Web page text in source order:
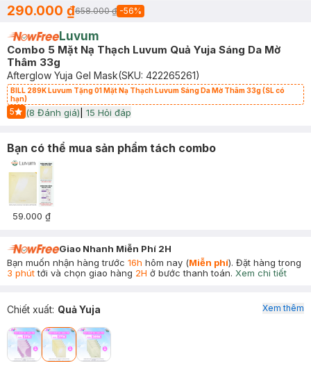
290.000 ₫658.000 ₫ -56%
Luvum
Combo 5 Mặt Nạ Thạch Luvum Quả Yuja Sáng Da Mờ
Thâm 33g
Afterglow Yuja Gel Mask(SKU: 422265261)
BILL 289K Luvum Tặng 01 Mặt Nạ Thạch Luvum Sáng Da Mờ Thâm 33g (SL có
hạn)
5
Start Icon
(8 Đánh giá) 15 Hỏi đáp
Bạn có thể mua sản phẩm tách combo
59.000 ₫
Giao Nhanh Miễn Phí 2H
Bạn muốn nhận hàng trước 16h hôm nay (Miễn phí). Đặt hàng trong
3 phúttới và chọn giao hàng 2H ở bước thanh toán. Xem chi tiết
Chiết xuất: Quả Yuja Xem thêm